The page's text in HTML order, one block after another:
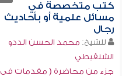
كتب متخصصة في
مسائل علمية أو بأحاديث
رجال
للشيخ: محمد الحسن الددو
الشنقيطي
جزء من محاضرة ( مقدمات في